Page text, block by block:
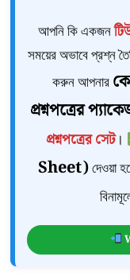
আপনি কি একজন
সময়ের অভাবে প্রশ্ন
করুন আপনার
প্রশ্নপত্রের
প্রশ্নপত্রের সেট।
Sheet)দেওয়া